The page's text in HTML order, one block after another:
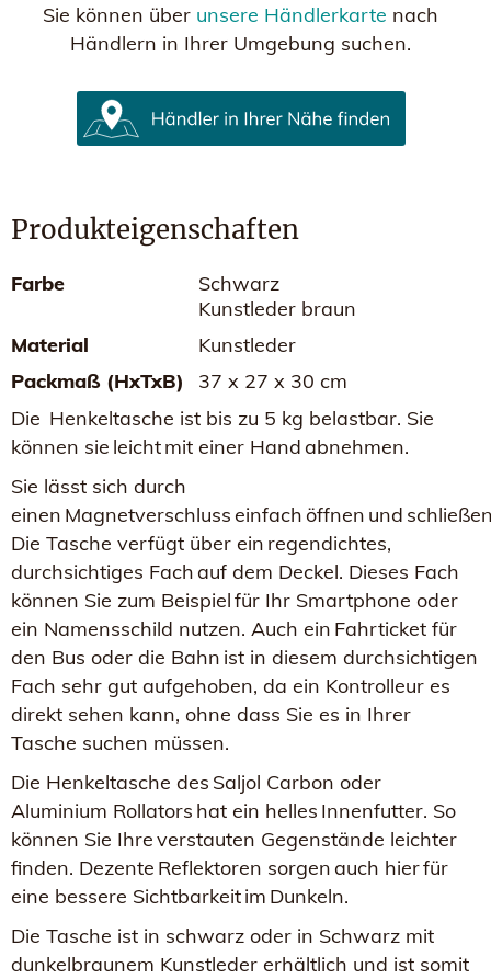
Sie können über unsere Händlerkarte nach
Händlern in Ihrer Umgebung suchen.
Produkteigenschaften
Farbe
Schwarz
Kunstleder braun
Material
Kunstleder
Packmaß (HxTxB)
37 x 27 x 30 cm
Die Henkeltasche ist bis zu 5 kg belastbar. Sie
können sie leicht mit einer Hand abnehmen.
Sie lässt sich durch
einen Magnetverschluss einfach öffnen und
Die Tasche verfügt über ein regendichtes,
durchsichtiges Fach auf dem Deckel. Dieses Fach
können Sie zum Beispiel für Ihr Smartphone oder
ein Namensschild nutzen. Auch ein Fahrticket für
den Bus oder die Bahn ist in diesem durchsichtigen
Fach sehr gut aufgehoben, da ein Kontrolleur es
direkt sehen kann, ohne dass Sie es in Ihrer
Tasche suchen müssen.
Die Henkeltasche des Saljol Carbon oder
Aluminium Rollators hat ein helles Innenfutter. So
können Sie Ihre verstauten Gegenstände leichter
finden. Dezente Reflektoren sorgen auch hier für
eine bessere Sichtbarkeit im Dunkeln.
Die Tasche ist in schwarz oder in Schwarz mit
dunkelbraunem Kunstleder erhältlich und ist somit